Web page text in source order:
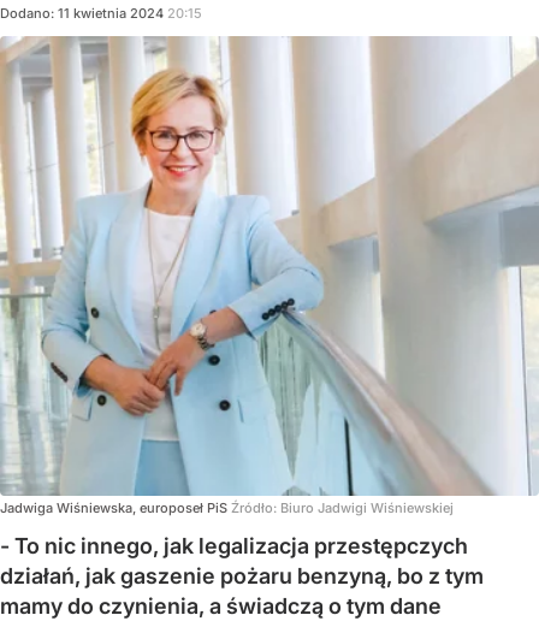
Dodano: 11 kwietnia 2024 20:15
Jadwiga Wiśniewska, europoseł PiS Źródło: Biuro Jadwigi Wiśniewskiej
- To nic innego, jak legalizacja przestępczych
działań, jak gaszenie pożaru benzyną, bo z tym
mamy do czynienia, a świadczą o tym dane